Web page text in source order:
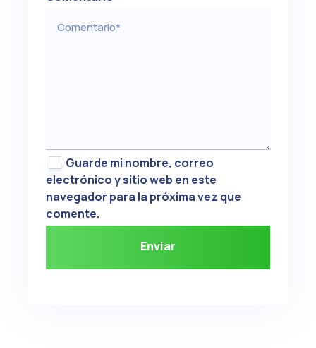
Guarde mi nombre, correo
electrónico y sitio web en este
navegador para la próxima vez que
comente.